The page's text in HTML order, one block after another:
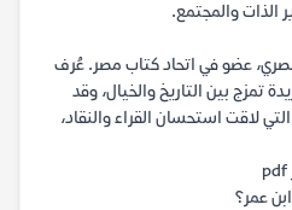
الذات والمجتمع.
عضو في اتحاد كتاب مصر. عُرف
تمزج بين التاريخ والخيال، وقد
لاقت استحسان القراء والنقاد،
عمر؟